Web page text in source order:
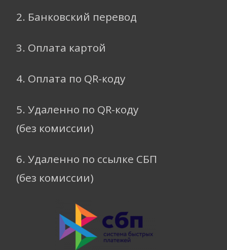
2. Банковский перевод
3. Оплата картой
4. Оплата по QR-коду
5. Удаленно по QR-коду
(без комиссии)
6. Удаленно по ссылке СБП
(без комиссии)